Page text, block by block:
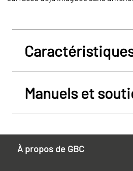
Manuels et
À propos de GBC